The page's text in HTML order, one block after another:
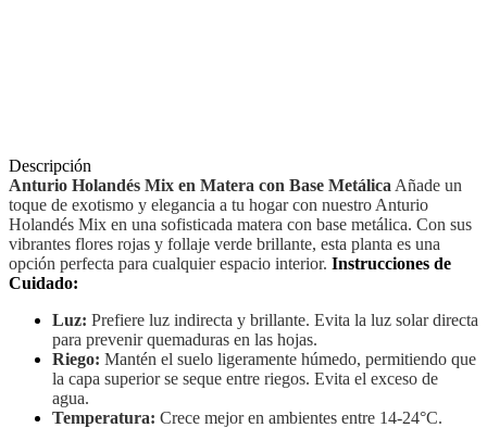
Descripción
Anturio Holandés Mix en Matera con Base Metálica Añade un
toque de exotismo y elegancia a tu hogar con nuestro Anturio
Holandés Mix en una sofisticada matera con base metálica. Con sus
vibrantes flores rojas y follaje verde brillante, esta planta es una
opción perfecta para cualquier espacio interior. Instrucciones de
Cuidado:
Luz: Prefiere luz indirecta y brillante. Evita la luz solar directa
para prevenir quemaduras en las hojas.
Riego: Mantén el suelo ligeramente húmedo, permitiendo que
la capa superior se seque entre riegos. Evita el exceso de
agua.
Temperatura: Crece mejor en ambientes entre 14-24°C.